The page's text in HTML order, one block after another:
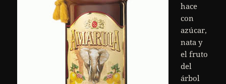
hace
con
azúcar,
nata y
el fruto
del
árbol